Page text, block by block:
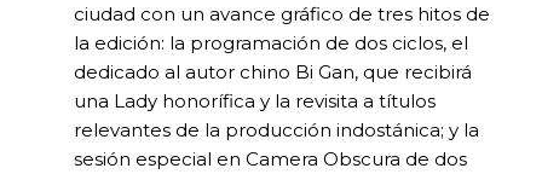
ciudad con un avance gráfico de tres hitos de
la edición: la programación de dos ciclos, el
dedicado al autor chino Bi Gan, que recibirá
una Lady honorífica y la revisita a títulos
relevantes de la producción indostánica; y la
sesión especial en Camera Obscura de dos